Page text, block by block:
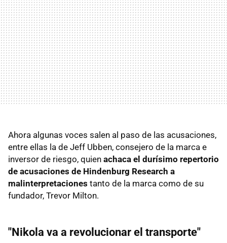
Ahora algunas voces salen al paso de las acusaciones,
entre ellas la de Jeff Ubben, consejero de la marca e
inversor de riesgo, quien achaca el durísimo repertorio
de acusaciones de Hindenburg Research a
malinterpretaciones tanto de la marca como de su
fundador, Trevor Milton.
"Nikola va a revolucionar el transporte"